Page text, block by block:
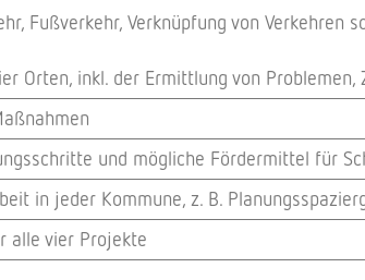
Fußver­kehr, Verknüp­fung von Verkeh­ren
Orten, inkl. der Ermitt­lung von Proble­men,
und mögli­che Förder­mit­tel für
in jeder Kommune, z. B.
alle vier Projekte